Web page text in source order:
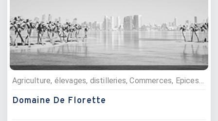
Domaine De Florette